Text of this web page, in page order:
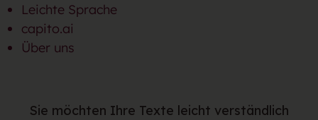
Leichte Sprache
capito.ai
Über uns
Sie möchten Ihre Texte leicht verständlich